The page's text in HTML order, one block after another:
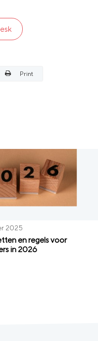
Print
2025
en regels voor
in 2026